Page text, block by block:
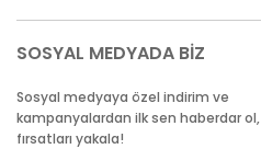
SOSYAL MEDYADA BİZ
Sosyal medyaya özel indirim ve
kampanyalardan ilk sen haberdar ol,
fırsatları yakala!